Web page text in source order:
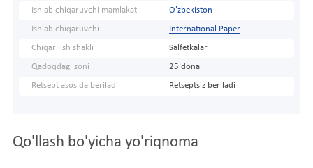
Ishlab chiqaruvchi mamlakat O'zbekiston
Ishlab chiqaruvchi International Paper
Chiqarilish shakli Salfetkalar
Qadoqdagi soni 25 dona
Retsept asosida beriladi Retseptsiz beriladi
Qo'llash bo'yicha yo'riqnoma